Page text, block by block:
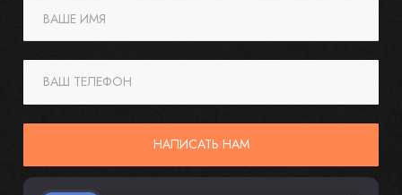
ВАШЕ ИМЯ
ВАШ ТЕЛЕФОН
НАПИСАТЬ НАМ